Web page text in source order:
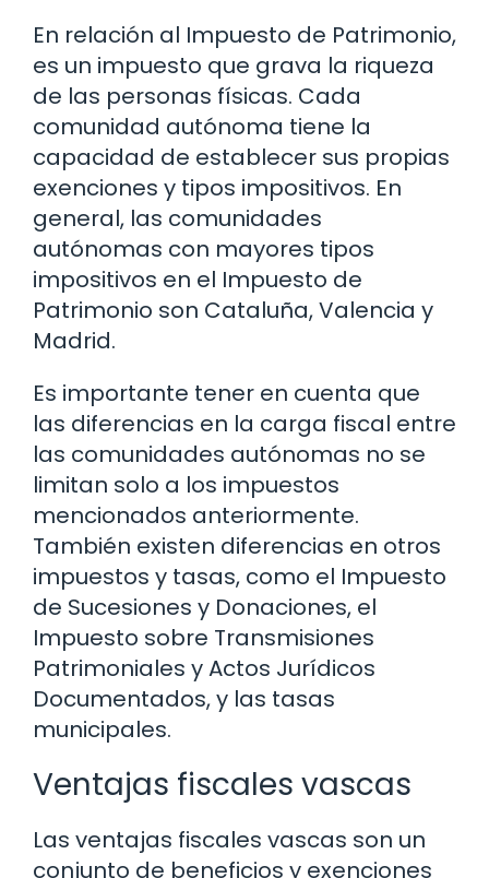
En relación al Impuesto de Patrimonio,
es un impuesto que grava la riqueza
de las personas físicas. Cada
comunidad autónoma tiene la
capacidad de establecer sus propias
exenciones y tipos impositivos. En
general, las comunidades
autónomas con mayores tipos
impositivos en el Impuesto de
Patrimonio son Cataluña, Valencia y
Madrid.
Es importante tener en cuenta que
las diferencias en la carga fiscal entre
las comunidades autónomas no se
limitan solo a los impuestos
mencionados anteriormente.
También existen diferencias en otros
impuestos y tasas, como el Impuesto
de Sucesiones y Donaciones, el
Impuesto sobre Transmisiones
Patrimoniales y Actos Jurídicos
Documentados, y las tasas
municipales.
Ventajas fiscales vascas
Las ventajas fiscales vascas son un
conjunto de beneficios y exenciones